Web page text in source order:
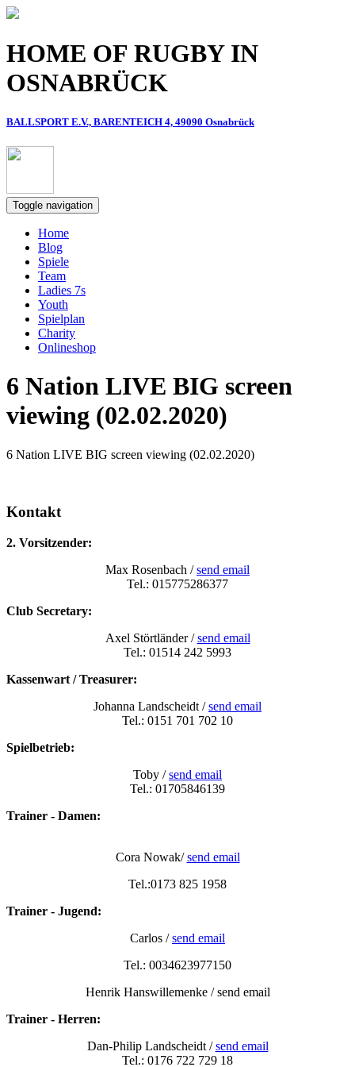
Direkt zum Inhalt
HOME OF RUGBY IN
OSNABRÜCK
BALLSPORT E.V., BARENTEICH 4, 49090 Osnabrück
Toggle navigation
Home
Blog
Spiele
Team
Ladies 7s
Youth
Spielplan
Charity
Onlineshop
6 Nation LIVE BIG screen
viewing (02.02.2020)
6 Nation LIVE BIG screen viewing (02.02.2020)
Kontakt
2. Vorsitzender:
Max Rosenbach /send email
Tel.: 015775286377
Club Secretary:
Axel Störtländer /send email
Tel.: 01514 242 5993
Kassenwart / Treasurer:
Johanna Landscheidt /send email
Tel.: 0151 701 702 10
Spielbetrieb:
Toby /send email
Tel.: 01705846139
Trainer - Damen:
Cora Nowak/send email
Tel.:0173 825 1958
Trainer - Jugend:
Carlos /send email
Tel.: 0034623977150
Henrik Hanswillemenke / send email
Trainer - Herren:
Dan-Philip Landscheidt /send email
Tel.: 0176 722 729 18